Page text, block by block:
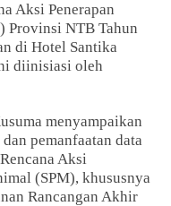
Aksi Penerapan
Provinsi NTB Tahun
di Hotel Santika
diinisiasi oleh
menyampaikan
pemanfaatan data
Aksi
(SPM), khususnya
Rancangan Akhir